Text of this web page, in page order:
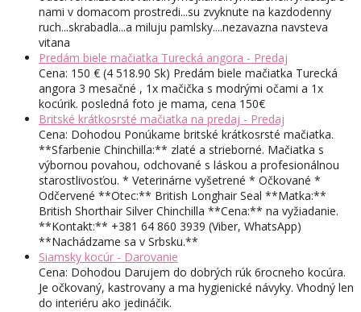
nami v domacom prostredi...su zvyknute na kazdodenny
ruch...skrabadla...a miluju pamlsky....nezavazna navsteva
vitana
Predám biele mačiatka Turecká angora - Predaj
Cena: 150 € (4 518.90 Sk) Predám biele mačiatka Turecká
angora 3 mesačné , 1x mačička s modrými očami a 1x
kocúrik. posledná foto je mama, cena 150€
Britské krátkosrsté mačiatka na predaj - Predaj
Cena: Dohodou Ponúkame britské krátkosrsté mačiatka.
**Sfarbenie Chinchilla:** zlaté a strieborné. Mačiatka s
výbornou povahou, odchované s láskou a profesionálnou
starostlivosťou. * Veterinárne vyšetrené * Očkované *
Odčervené **Otec:** British Longhair Seal **Matka:**
British Shorthair Silver Chinchilla **Cena:** na vyžiadanie.
**Kontakt:** +381 64 860 3939 (Viber, WhatsApp)
**Nachádzame sa v Srbsku.**
Siamsky kocúr - Darovanie
Cena: Dohodou Darujem do dobrých rúk 6rocneho kocúra.
Je očkovaný, kastrovany a ma hygienické návyky. Vhodný len
do interiéru ako jedináčik.